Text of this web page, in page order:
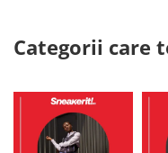
Categorii care